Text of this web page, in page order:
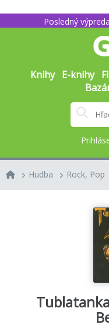
Posledný
Knihy E-knihy
Hudba Rock, Pop